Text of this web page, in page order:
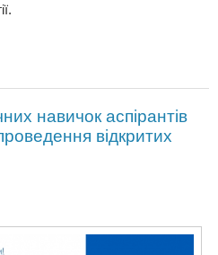
навичок аспірантів
відкритих